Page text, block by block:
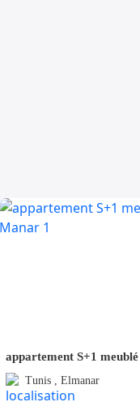
Tunis , Elmanar